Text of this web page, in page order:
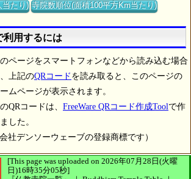
当たり) 寺院数順位(面積100平方Km当たり)
利用するには
ページをスマートフォンなどから読み込む場合
上記のQRコード を読み取ると、このページの
ムページが表示されます。
QRコードは、 FreeWare QRコード作成Toolで作
した。
社デンソーウェーブの登録商標です）
[This page was uploaded on 2026年07月28日(火曜
日)16時35分05秒]